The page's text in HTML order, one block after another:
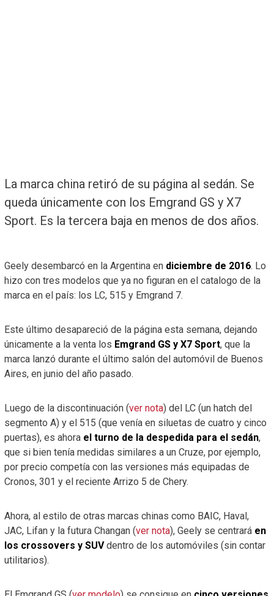
La marca china retiró de su página al sedán. Se
queda únicamente con los Emgrand GS y X7
Sport. Es la tercera baja en menos de dos años.
Geely desembarcó en la Argentina en diciembre de 2016. Lo
hizo con tres modelos que ya no figuran en el catalogo de la
marca en el país: los LC, 515 y Emgrand 7.
Este último desapareció de la página esta semana, dejando
únicamente a la venta los Emgrand GS y X7 Sport, que la
marca lanzó durante el último salón del automóvil de Buenos
Aires, en junio del año pasado.
Luego de la discontinuación (ver nota) del LC (un hatch del
segmento A) y el 515 (que venía en siluetas de cuatro y cinco
puertas), es ahora el turno de la despedida para el sedán,
que si bien tenía medidas similares a un Cruze, por ejemplo,
por precio competía con las versiones más equipadas de
Cronos, 301 y el reciente Arrizo 5 de Chery.
Ahora, al estilo de otras marcas chinas como BAIC, Haval,
JAC, Lifan y la futura Changan (ver nota), Geely se centrará en
los crossovers y SUVdentro de los automóviles (sin contar
utilitarios).